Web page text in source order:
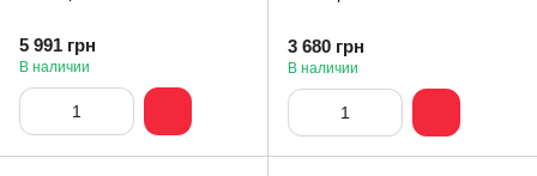
5 991 грн
В наличии
3 680 грн
В наличии